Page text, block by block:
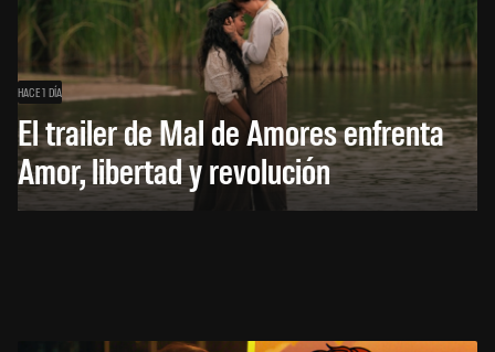
HACE 1 DÍA
El trailer de Mal de Amores enfrenta
Amor, libertad y revolución